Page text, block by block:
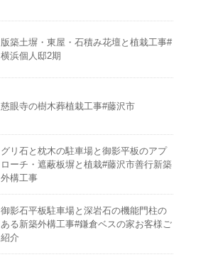
版築土塀・東屋・石積み花壇と植栽工事#
横浜個人邸2期
慈眼寺の樹木葬植栽工事#藤沢市
グリ石と枕木の駐車場と御影平板のアプ
ローチ・遮蔽板塀と植栽#藤沢市善行新築
外構工事
御影石平板駐車場と深岩石の機能門柱の
ある新築外構工事#鎌倉ベスの家お客様ご
紹介